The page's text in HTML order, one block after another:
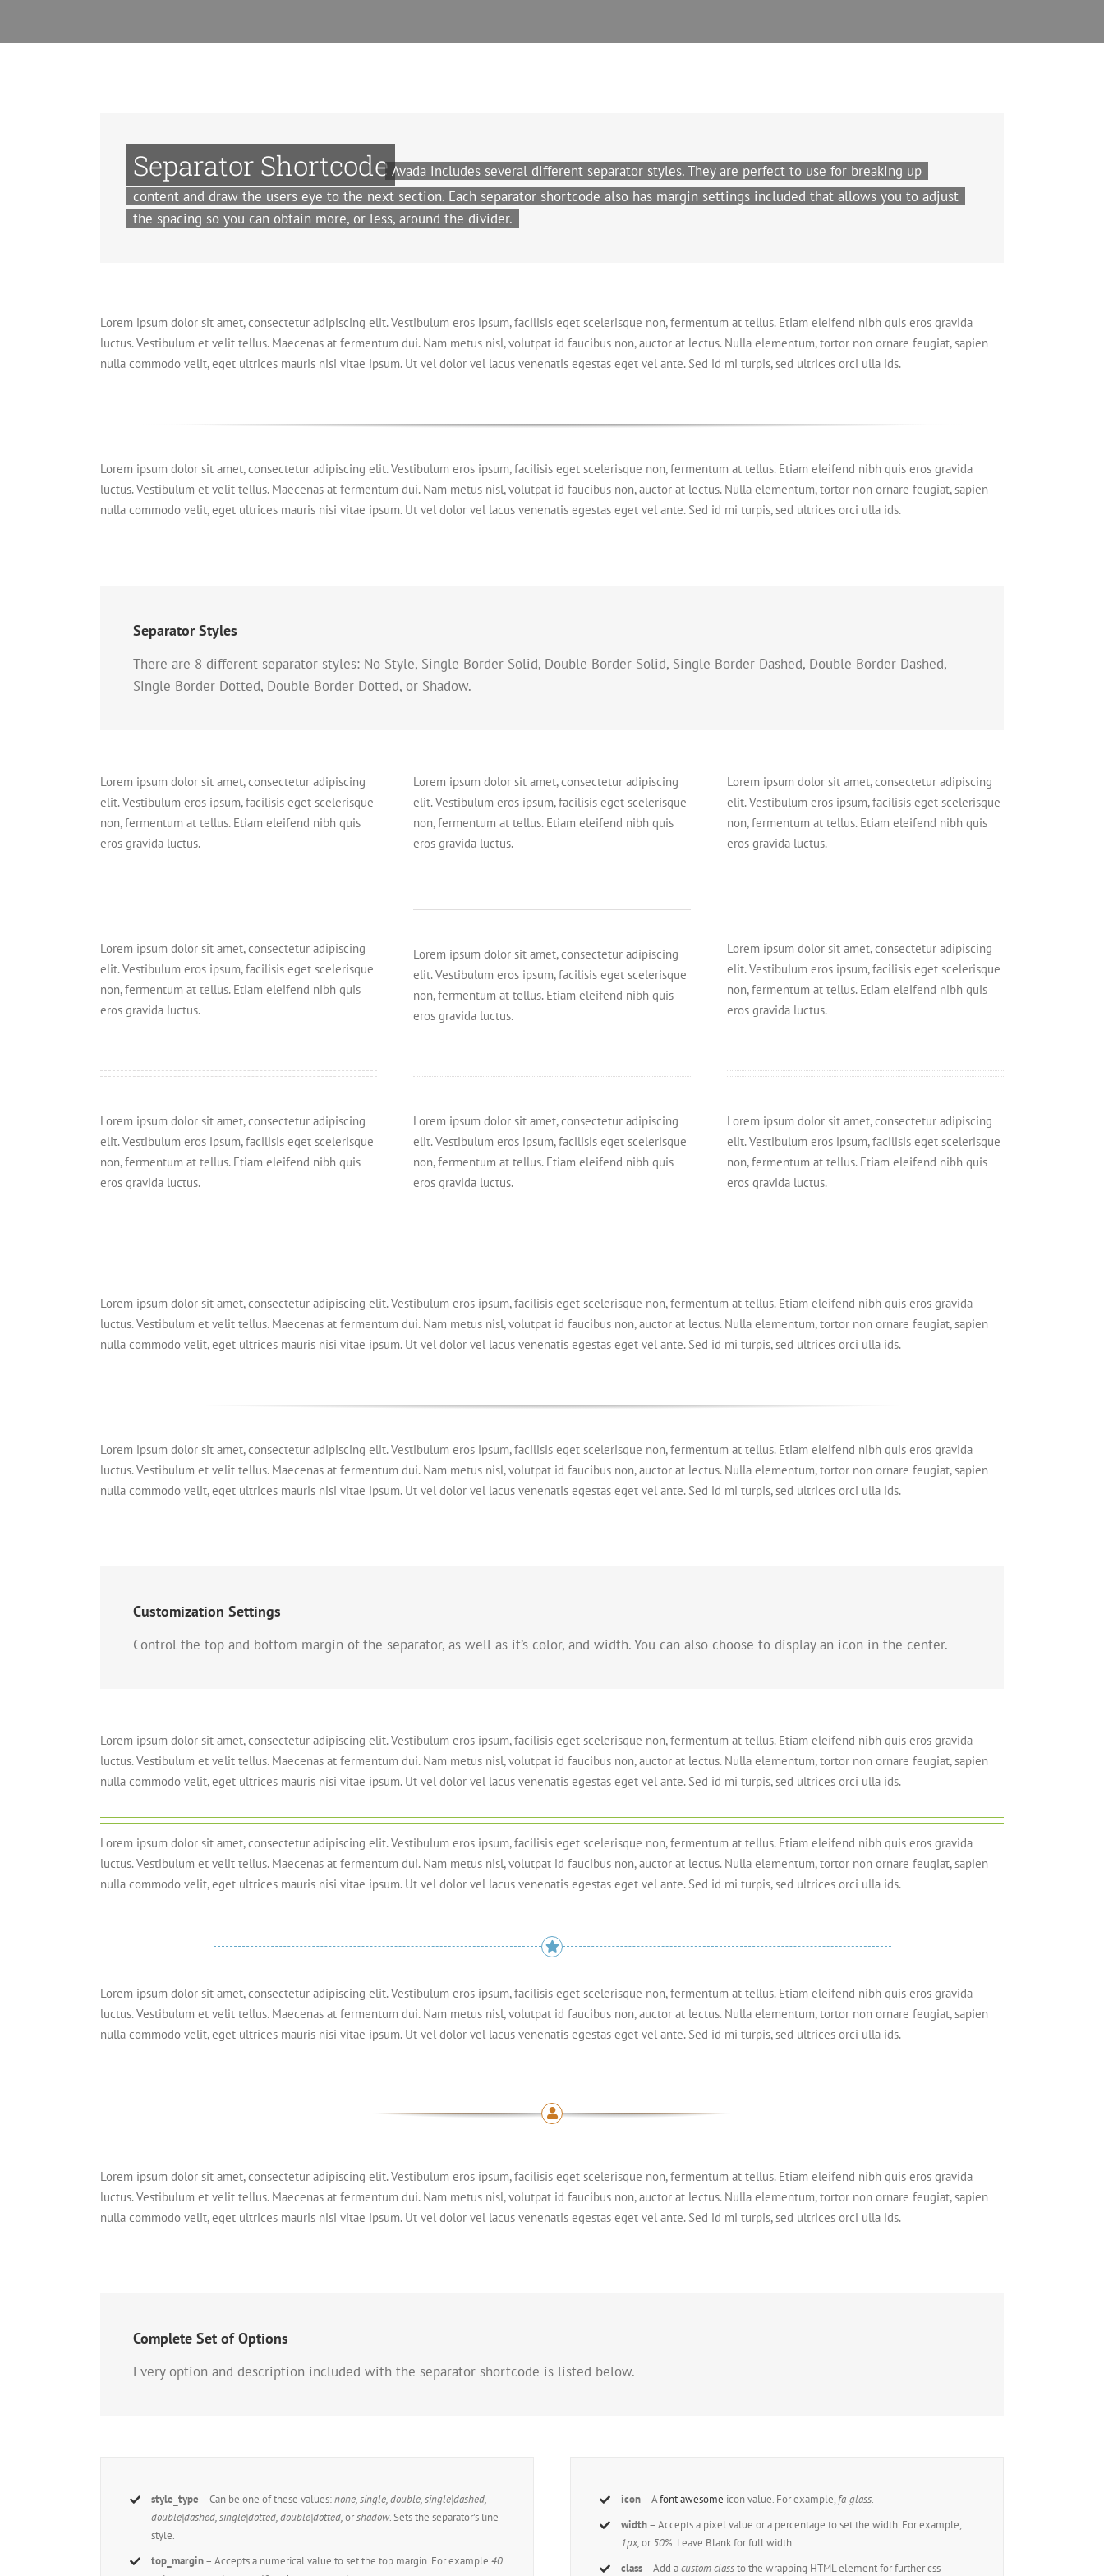
Separator ShortcodeAvada includes several different separator styles. They are perfect to use for breaking up
content and draw the users eye to the next section. Each separator shortcode also has margin settings included that allows you to adjust
the spacing so you can obtain more, or less, around the divider.
Lorem ipsum dolor sit amet, consectetur adipiscing elit. Vestibulum eros ipsum, facilisis eget scelerisque non, fermentum at tellus. Etiam eleifend nibh quis eros gravida
luctus. Vestibulum et velit tellus. Maecenas at fermentum dui. Nam metus nisl, volutpat id faucibus non, auctor at lectus. Nulla elementum, tortor non ornare feugiat, sapien
nulla commodo velit, eget ultrices mauris nisi vitae ipsum. Ut vel dolor vel lacus venenatis egestas eget vel ante. Sed id mi turpis, sed ultrices orci ulla ids.
Lorem ipsum dolor sit amet, consectetur adipiscing elit. Vestibulum eros ipsum, facilisis eget scelerisque non, fermentum at tellus. Etiam eleifend nibh quis eros gravida
luctus. Vestibulum et velit tellus. Maecenas at fermentum dui. Nam metus nisl, volutpat id faucibus non, auctor at lectus. Nulla elementum, tortor non ornare feugiat, sapien
nulla commodo velit, eget ultrices mauris nisi vitae ipsum. Ut vel dolor vel lacus venenatis egestas eget vel ante. Sed id mi turpis, sed ultrices orci ulla ids.
Separator Styles
There are 8 different separator styles: No Style, Single Border Solid, Double Border Solid, Single Border Dashed, Double Border Dashed,
Single Border Dotted, Double Border Dotted, or Shadow.
Lorem ipsum dolor sit amet, consectetur adipiscing
elit. Vestibulum eros ipsum, facilisis eget scelerisque
non, fermentum at tellus. Etiam eleifend nibh quis
eros gravida luctus.
Lorem ipsum dolor sit amet, consectetur adipiscing
elit. Vestibulum eros ipsum, facilisis eget scelerisque
non, fermentum at tellus. Etiam eleifend nibh quis
eros gravida luctus.
Lorem ipsum dolor sit amet, consectetur adipiscing
elit. Vestibulum eros ipsum, facilisis eget scelerisque
non, fermentum at tellus. Etiam eleifend nibh quis
eros gravida luctus.
Lorem ipsum dolor sit amet, consectetur adipiscing
elit. Vestibulum eros ipsum, facilisis eget scelerisque
non, fermentum at tellus. Etiam eleifend nibh quis
eros gravida luctus.
Lorem ipsum dolor sit amet, consectetur adipiscing
elit. Vestibulum eros ipsum, facilisis eget scelerisque
non, fermentum at tellus. Etiam eleifend nibh quis
eros gravida luctus.
Lorem ipsum dolor sit amet, consectetur adipiscing
elit. Vestibulum eros ipsum, facilisis eget scelerisque
non, fermentum at tellus. Etiam eleifend nibh quis
eros gravida luctus.
Lorem ipsum dolor sit amet, consectetur adipiscing
elit. Vestibulum eros ipsum, facilisis eget scelerisque
non, fermentum at tellus. Etiam eleifend nibh quis
eros gravida luctus.
Lorem ipsum dolor sit amet, consectetur adipiscing
elit. Vestibulum eros ipsum, facilisis eget scelerisque
non, fermentum at tellus. Etiam eleifend nibh quis
eros gravida luctus.
Lorem ipsum dolor sit amet, consectetur adipiscing
elit. Vestibulum eros ipsum, facilisis eget scelerisque
non, fermentum at tellus. Etiam eleifend nibh quis
eros gravida luctus.
Lorem ipsum dolor sit amet, consectetur adipiscing elit. Vestibulum eros ipsum, facilisis eget scelerisque non, fermentum at tellus. Etiam eleifend nibh quis eros gravida
luctus. Vestibulum et velit tellus. Maecenas at fermentum dui. Nam metus nisl, volutpat id faucibus non, auctor at lectus. Nulla elementum, tortor non ornare feugiat, sapien
nulla commodo velit, eget ultrices mauris nisi vitae ipsum. Ut vel dolor vel lacus venenatis egestas eget vel ante. Sed id mi turpis, sed ultrices orci ulla ids.
Lorem ipsum dolor sit amet, consectetur adipiscing elit. Vestibulum eros ipsum, facilisis eget scelerisque non, fermentum at tellus. Etiam eleifend nibh quis eros gravida
luctus. Vestibulum et velit tellus. Maecenas at fermentum dui. Nam metus nisl, volutpat id faucibus non, auctor at lectus. Nulla elementum, tortor non ornare feugiat, sapien
nulla commodo velit, eget ultrices mauris nisi vitae ipsum. Ut vel dolor vel lacus venenatis egestas eget vel ante. Sed id mi turpis, sed ultrices orci ulla ids.
Customization Settings
Control the top and bottom margin of the separator, as well as it’s color, and width. You can also choose to display an icon in the center.
Lorem ipsum dolor sit amet, consectetur adipiscing elit. Vestibulum eros ipsum, facilisis eget scelerisque non, fermentum at tellus. Etiam eleifend nibh quis eros gravida
luctus. Vestibulum et velit tellus. Maecenas at fermentum dui. Nam metus nisl, volutpat id faucibus non, auctor at lectus. Nulla elementum, tortor non ornare feugiat, sapien
nulla commodo velit, eget ultrices mauris nisi vitae ipsum. Ut vel dolor vel lacus venenatis egestas eget vel ante. Sed id mi turpis, sed ultrices orci ulla ids.
Lorem ipsum dolor sit amet, consectetur adipiscing elit. Vestibulum eros ipsum, facilisis eget scelerisque non, fermentum at tellus. Etiam eleifend nibh quis eros gravida
luctus. Vestibulum et velit tellus. Maecenas at fermentum dui. Nam metus nisl, volutpat id faucibus non, auctor at lectus. Nulla elementum, tortor non ornare feugiat, sapien
nulla commodo velit, eget ultrices mauris nisi vitae ipsum. Ut vel dolor vel lacus venenatis egestas eget vel ante. Sed id mi turpis, sed ultrices orci ulla ids.
Lorem ipsum dolor sit amet, consectetur adipiscing elit. Vestibulum eros ipsum, facilisis eget scelerisque non, fermentum at tellus. Etiam eleifend nibh quis eros gravida
luctus. Vestibulum et velit tellus. Maecenas at fermentum dui. Nam metus nisl, volutpat id faucibus non, auctor at lectus. Nulla elementum, tortor non ornare feugiat, sapien
nulla commodo velit, eget ultrices mauris nisi vitae ipsum. Ut vel dolor vel lacus venenatis egestas eget vel ante. Sed id mi turpis, sed ultrices orci ulla ids.
Lorem ipsum dolor sit amet, consectetur adipiscing elit. Vestibulum eros ipsum, facilisis eget scelerisque non, fermentum at tellus. Etiam eleifend nibh quis eros gravida
luctus. Vestibulum et velit tellus. Maecenas at fermentum dui. Nam metus nisl, volutpat id faucibus non, auctor at lectus. Nulla elementum, tortor non ornare feugiat, sapien
nulla commodo velit, eget ultrices mauris nisi vitae ipsum. Ut vel dolor vel lacus venenatis egestas eget vel ante. Sed id mi turpis, sed ultrices orci ulla ids.
Complete Set of Options
Every option and description included with the separator shortcode is listed below.
style_type – Can be one of these values:none, single, double, single|dashed,
double|dashed, single|dotted, double|dotted,orshadow. Sets the separator’s line
style.
top_margin– Accepts a numerical value to set the top margin. For example40
icon– Afont awesome icon value. For example, fa-glass.
width– Accepts a pixel value or a percentage to set the width. For example,
1px,or50%. Leave Blank for full width.
class– Add acustom classto the wrapping HTML element for further css